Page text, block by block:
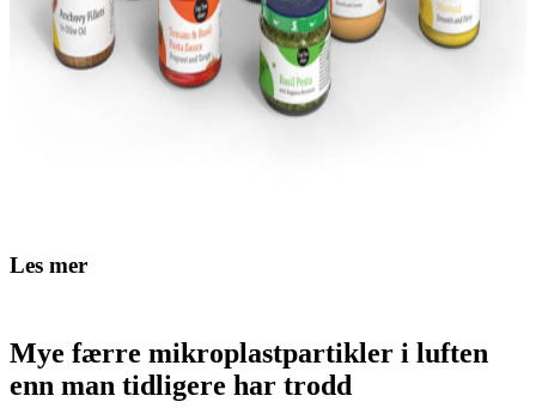
Les mer
Mye færre mikroplastpartikler i luften
enn man tidligere har trodd